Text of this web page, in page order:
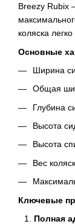
Breezy Rubix
коляска
Основные
Ширина
Общая
Глубина
Высота
Высота
Вес
Ключевые
Полная